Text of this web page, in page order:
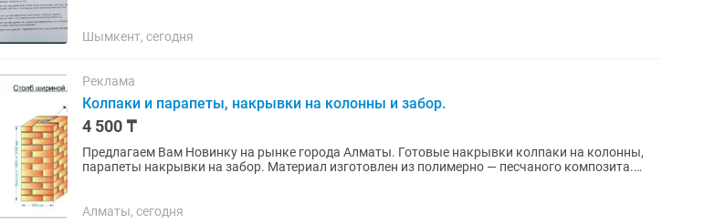
Шымкент, сегодня
Реклама
Колпаки и парапеты, накрывки на колонны и забор.
4 500 ₸
Предлагаем Вам Новинку на рынке города Алматы. Готовые накрывки колпаки на колонны,
парапеты накрывки на забор. Материал изготовлен из полимерно — песчаного композита.
Алматы, сегодня